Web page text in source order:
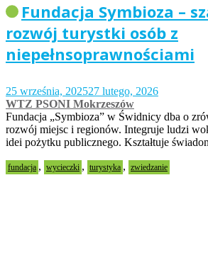
Fundacja Symbioza –
rozwój turystki osób z
niepełnsoprawnościami
25 września, 202527 lutego, 2026
WTZ PSONI Mokrzeszów
Fundacja „Symbioza” w Świdnicy dba o
rozwój miejsc i regionów. Integruje ludzi
idei pożytku publicznego. Kształtuje
fundacja , wycieczki , turystyka , zwiedzanie